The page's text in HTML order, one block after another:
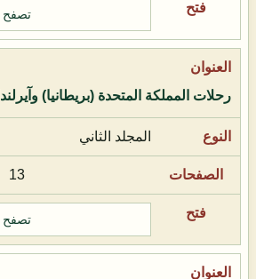
تصفح
رحلات المملكة المتحدة (بريطانيا) وآيرلندا
المجلد الثاني
13
تصفح